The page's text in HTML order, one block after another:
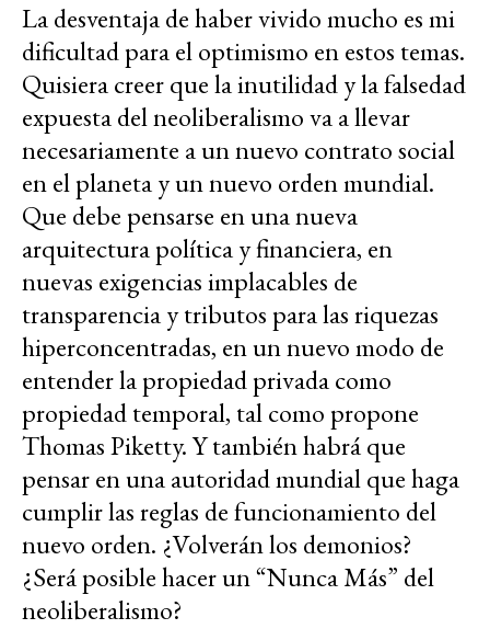
La desventaja de haber vivido mucho es mi
dificultad para el optimismo en estos temas.
Quisiera creer que la inutilidad y la falsedad
expuesta del neoliberalismo va a llevar
necesariamente a un nuevo contrato social
en el planeta y un nuevo orden mundial.
Que debe pensarse en una nueva
arquitectura política y financiera, en
nuevas exigencias implacables de
transparencia y tributos para las riquezas
hiperconcentradas, en un nuevo modo de
entender la propiedad privada como
propiedad temporal, tal como propone
Thomas Piketty. Y también habrá que
pensar en una autoridad mundial que haga
cumplir las reglas de funcionamiento del
nuevo orden. ¿Volverán los demonios?
¿Será posible hacer un “Nunca Más” del
neoliberalismo?